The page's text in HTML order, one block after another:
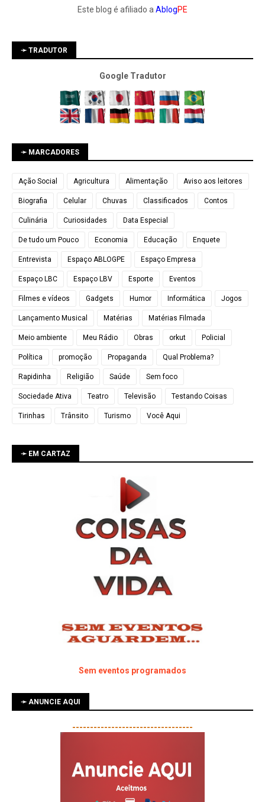
Este blog é afiliado a AblogPE
➛ TRADUTOR
Google Tradutor
➛ MARCADORES
Ação Social Agricultura Alimentação Aviso aos leitores
Biografia Celular Chuvas Classificados Contos
Culinária Curiosidades Data Especial
De tudo um Pouco Economia Educação Enquete
Entrevista Espaço ABLOGPE Espaço Empresa
Espaço LBC Espaço LBV Esporte Eventos
Filmes e vídeos Gadgets Humor Informática Jogos
Lançamento Musical Matérias Matérias Filmada
Meio ambiente Meu Rádio Obras orkut Policial
Política promoção Propaganda Qual Problema?
Rapidinha Religião Saúde Sem foco
Sociedade Ativa Teatro Televisão Testando Coisas
Tirinhas Trânsito Turismo Você Aqui
➛ EM CARTAZ
Sem eventos programados
➛ ANUNCIE AQUI
----------------------------------